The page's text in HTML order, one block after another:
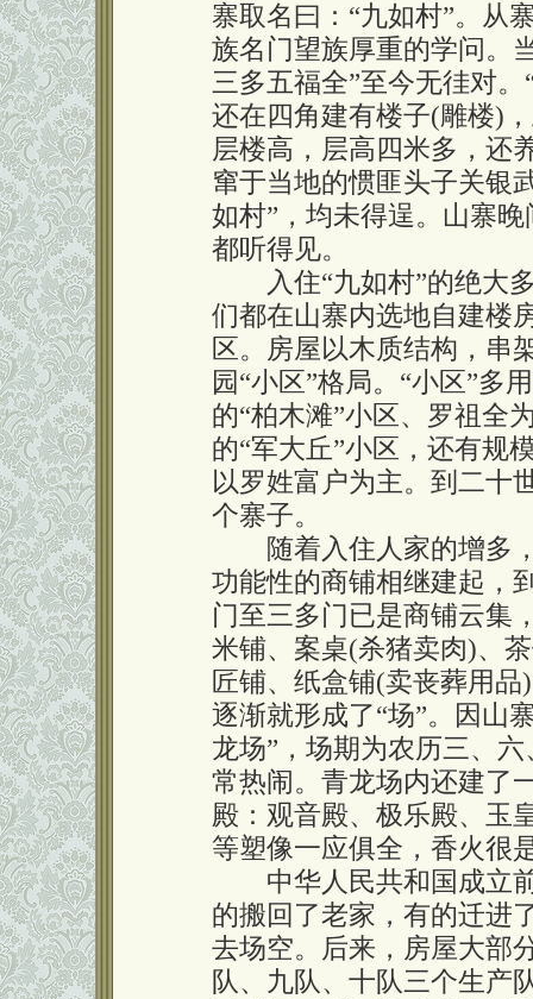
寨取名曰：“九如村”。从
族名门望族厚重的学问。
三多五福全”至今无徍对
还在四角建有楼子(雕楼)
层楼高，层高四米多，还
窜于当地的惯匪头子关银
如村”，均未得逞。山寨
都听得见。
入住“九如村”的绝大多
们都在山寨内选地自建楼
区。房屋以木质结构，串
园“小区”格局。“小区”多
的“柏木滩”小区、罗祖全
的“军大丘”小区，还有规
以罗姓富户为主。到二十
个寨子。
随着入住人家的增多，
功能性的商铺相继建起，
门至三多门已是商铺云集
米铺、案桌(杀猪卖肉)、
匠铺、纸盒铺(卖丧葬用
逐渐就形成了“场”。因山
龙场”，场期为农历三、
常热闹。青龙场内还建了
殿：观音殿、极乐殿、玉
等塑像一应俱全，香火很
中华人民共和国成立前
的搬回了老家，有的迁进
去场空。后来，房屋大部
队、九队、十队三个生产